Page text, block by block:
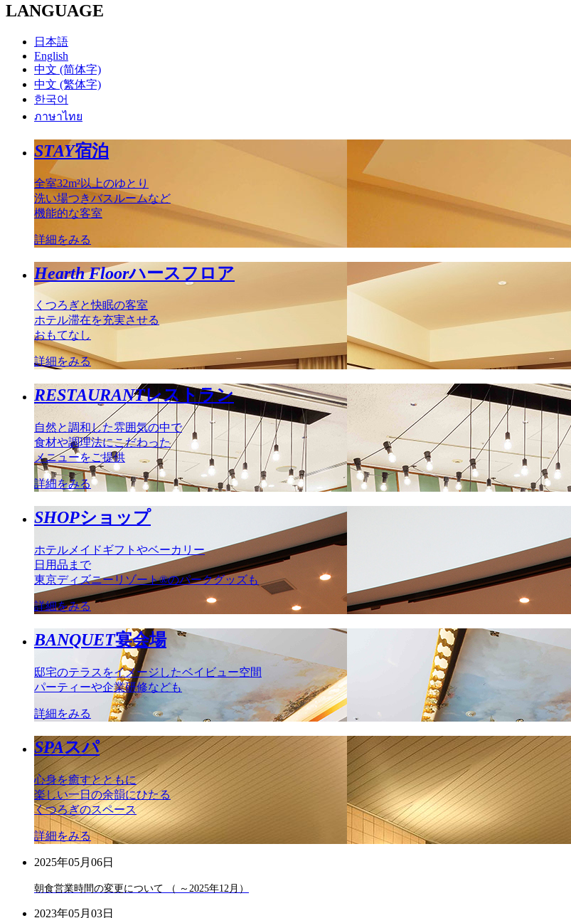
LANGUAGE
日本語
English
中文 (简体字)
中文 (繁体字)
한국어
ภาษาไทย
STAY宿泊
全室32m²以上のゆとり
洗い場つきバスルームなど
機能的な客室
詳細をみる
Hearth Floorハースフロア
くつろぎと快眠の客室
ホテル滞在を充実させる
おもてなし
詳細をみる
RESTAURANTレストラン
自然と調和した雰囲気の中で
食材や調理法にこだわった
メニューをご提供
詳細をみる
SHOPショップ
ホテルメイドギフトやベーカリー
日用品まで
東京ディズニーリゾート®のパークグッズも
詳細をみる
BANQUET宴会場
邸宅のテラスをイメージしたベイビュー空間
パーティーや企業研修なども
詳細をみる
SPAスパ
心身を癒すとともに
楽しい一日の余韻にひたる
くつろぎのスペース
詳細をみる
2025年05月06日
朝食営業時間の変更について （ ～2025年12月）
2023年05月03日